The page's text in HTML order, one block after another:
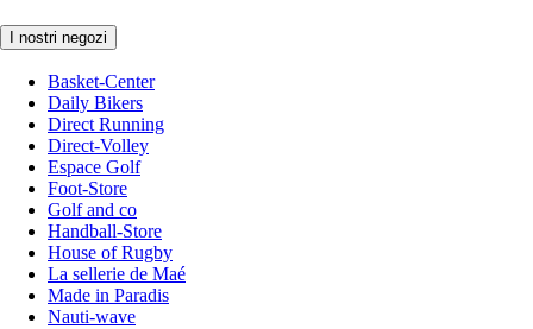
I nostri negozi
Basket-Center
Daily Bikers
Direct Running
Direct-Volley
Espace Golf
Foot-Store
Golf and co
Handball-Store
House of Rugby
La sellerie de Maé
Made in Paradis
Nauti-wave